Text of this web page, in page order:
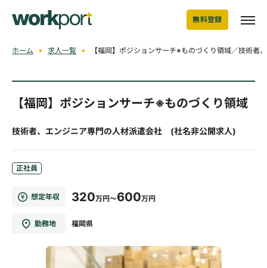
無料登録
ホーム 求人一覧 【福岡】ポジションサーチ※ものづくり領域／技術
【福岡】ポジションサーチ※ものづくり領域
技術者、エンジニア専門の人材派遣会社 (社名非公開求人)
正社員
想定年収 320万円～600万円
勤務地 福岡県